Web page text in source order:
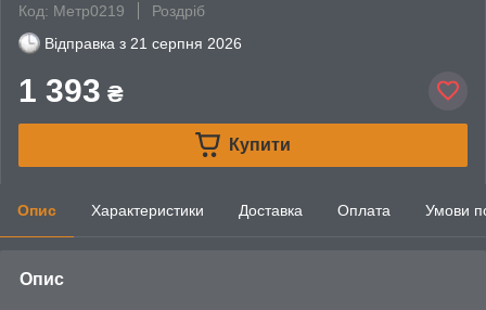
Код: Метр0219
Роздріб
Відправка з 21 серпня 2026
1 393 ₴
Купити
Опис Характеристики Доставка Оплата Умови
Опис